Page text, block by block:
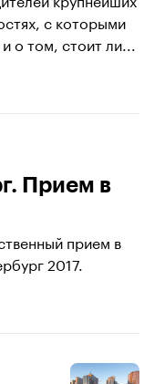
с которыми
о том, стоит ли...
Прием в
прием в
2017.